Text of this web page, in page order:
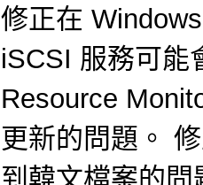
修正在
iSCSI 服務可能
Resource
更新的問題。
到韓文檔案的